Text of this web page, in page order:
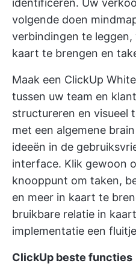
identificeren. Uw
volgende doen
verbindingen te
kaart te brengen en
Maak een ClickUp
tussen uw team en
structureren en visueel
met een algemene
ideeën in de
interface. Klik gewoon
knooppunt om taken,
en meer in kaart te
bruikbare relatie in
implementatie een
ClickUp beste functies